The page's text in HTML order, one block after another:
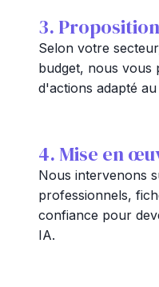
3.
Selon votre
budget, nous vous
d'actions adapté
4. Mise en
Nous intervenons
professionnels,
confiance pour
IA.